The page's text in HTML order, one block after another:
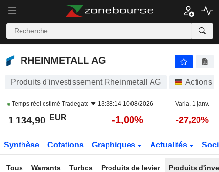
RHEINMETALL AG
RHEINMETALL AG
Produits d'investissement Rheinmetall AG Actions
Temps réel estimé Tradegate 13:38:14 10/08/2026 Varia. 1 janv.
1 134,90 EUR -1,00% -27,20%
Synthèse Cotations Graphiques Actualités
Tous Warrants Turbos Produits de levier Produits